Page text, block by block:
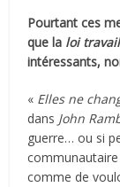
Pourtant ces
que la loi
intéressants,
« Elles ne
dans John
guerre… ou si
communautaire
comme de